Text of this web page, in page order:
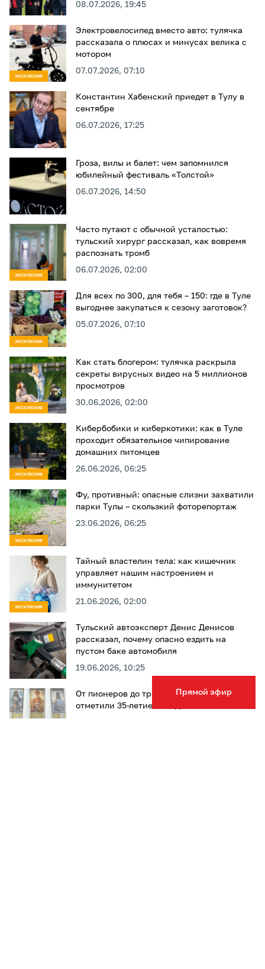
Прямой эфир
08.07.2026, 19:45
ЭКСКЛЮЗИВ
Электровелосипед вместо авто: тулячка
рассказала о плюсах и минусах велика с
мотором
07.07.2026, 07:10
Константин Хабенский приедет в Тулу в
сентябре
06.07.2026, 17:25
Гроза, вилы и балет: чем запомнился
юбилейный фестиваль «Толстой»
06.07.2026, 14:50
ЭКСКЛЮЗИВ
Часто путают с обычной усталостью:
тульский хирург рассказал, как вовремя
распознать тромб
06.07.2026, 02:00
ЭКСКЛЮЗИВ
Для всех по 300, для тебя – 150: где в Туле
выгоднее закупаться к сезону заготовок?
05.07.2026, 07:10
ЭКСКЛЮЗИВ
Как стать блогером: тулячка раскрыла
секреты вирусных видео на 5 миллионов
просмотров
30.06.2026, 02:00
ЭКСКЛЮЗИВ
Кибербобики и киберкотики: как в Туле
проходит обязательное чипирование
домашних питомцев
26.06.2026, 06:25
ЭКСКЛЮЗИВ
Фу, противный: опасные слизни захватили
парки Тулы – скользкий фоторепортаж
23.06.2026, 06:25
ЭКСКЛЮЗИВ
Тайный властелин тела: как кишечник
управляет нашим настроением и
иммунитетом
21.06.2026, 02:00
Тульский автоэксперт Денис Денисов
рассказал, почему опасно ездить на
пустом баке автомобиля
19.06.2026, 10:25
От пионеров до трансформаторов: в Туле
отметили 35-летие молодежной политики